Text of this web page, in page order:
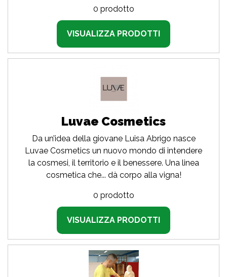
0 prodotto
VISUALIZZA PRODOTTI
Luvae Cosmetics
Da un’idea della giovane Luisa Abrigo nasce
Luvae Cosmetics un nuovo mondo di intendere
la cosmesi, il territorio e il benessere. Una linea
cosmetica che... dà corpo alla vigna!
0 prodotto
VISUALIZZA PRODOTTI